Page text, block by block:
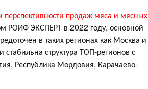
перспективности продаж мяса и мясных
РОИФ ЭКСПЕРТ в 2022 году, основной
в таких регионах как Москва и
стабильна структура ТОП-регионов с
Республика Мордовия, Карачаево-